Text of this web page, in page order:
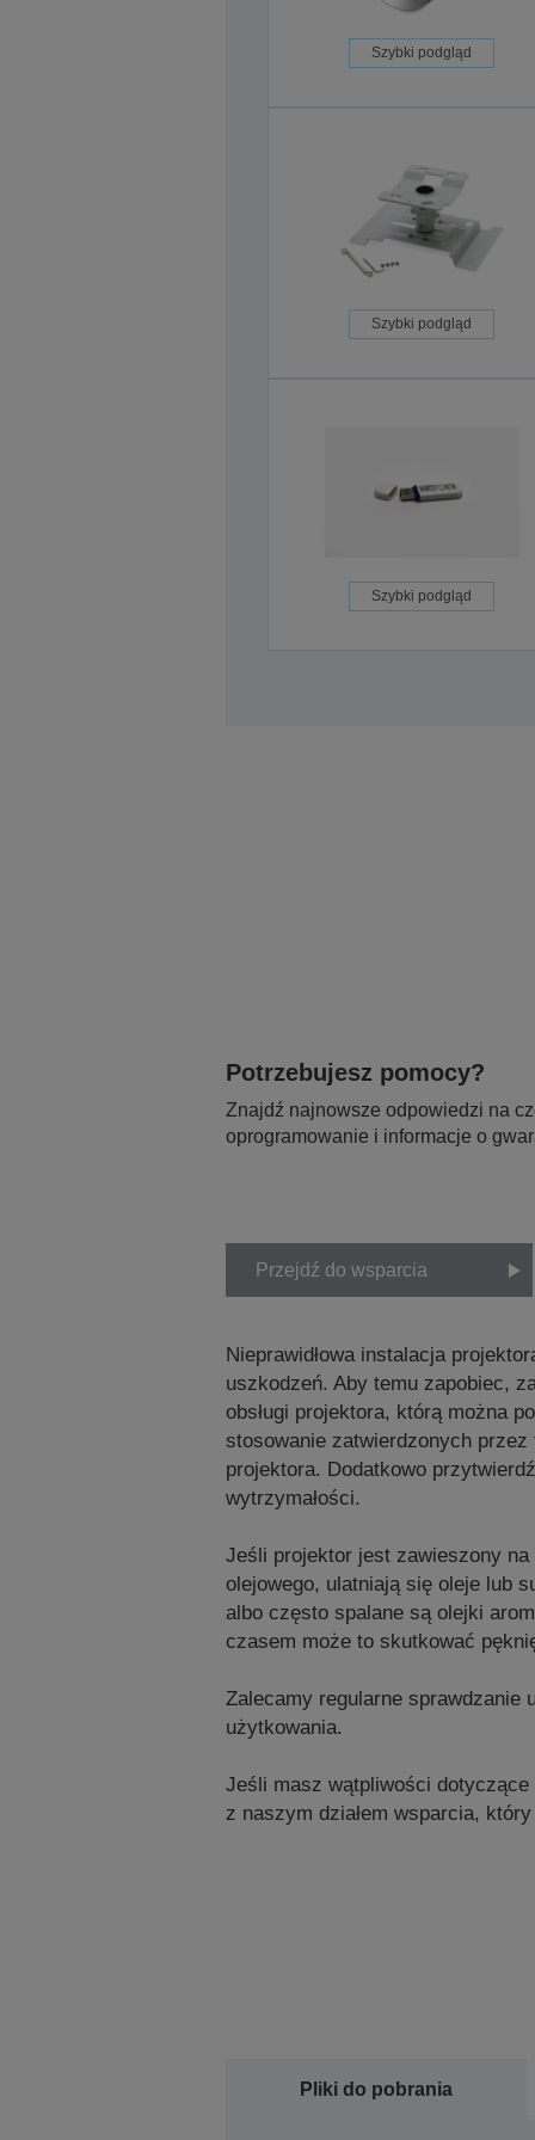
Szybki podgląd
Szybki podgląd
Szybki podgląd
Potrzebujesz pomocy?
Znajdź najnowsze odpowiedzi na
oprogramowanie i informacje o
Przejdź do wsparcia
Nieprawidłowa instalacja
uszkodzeń. Aby temu zapobiec,
obsługi projektora, którą można
stosowanie zatwierdzonych
projektora. Dodatkowo
wytrzymałości.
Jeśli projektor jest zawieszony
olejowego, ulatniają się oleje lub
albo często spalane są olejki
czasem może to skutkować
Zalecamy regularne sprawdzanie
użytkowania.
Jeśli masz wątpliwości
z naszym działem wsparcia,
Pliki do pobrania